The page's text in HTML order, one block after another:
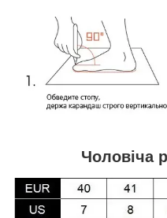
Чоловіча